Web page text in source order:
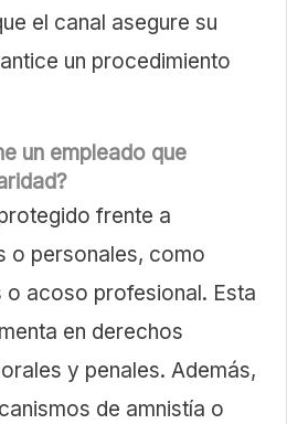
el canal asegure su
un procedimiento
un empleado que
frente a
o personales, como
o acoso profesional. Esta
en derechos
y penales. Además,
de amnistía o